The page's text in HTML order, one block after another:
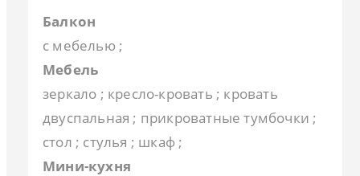
Балкон
с мебелью ;
Мебель
зеркало ; кресло-кровать ; кровать
двуспальная ; прикроватные тумбочки ;
стол ; стулья ; шкаф ;
Мини-кухня